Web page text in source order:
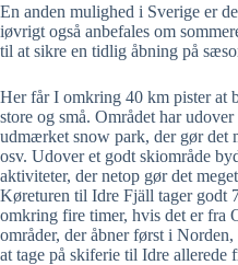
En anden mulighed i Sverige er
iøvrigt også anbefales om
til at sikre en tidlig åbning på
Her får I omkring 40 km pister at
store og små. Området har
udmærket snow park, der gør det
osv. Udover et godt skiområde
aktiviteter, der netop gør det
Køreturen til Idre Fjäll tager godt
omkring fire timer, hvis det er fra
områder, der åbner først i
at tage på skiferie til Idre allerede